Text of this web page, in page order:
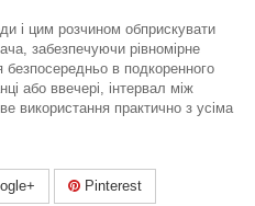
і цим розчином обприскувати
забезпечуючи рівномірне
в подкоренного
або ввечері, інтервал між
використання практично з усіма
Pinterest